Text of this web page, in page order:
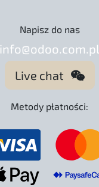
Napisz do nas
info@odoo.com.pl
Live chat
Metody płatności: